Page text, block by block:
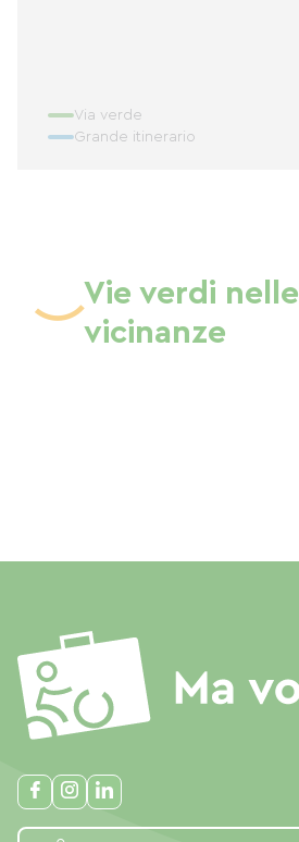
Via verde
Grande itinerario
Vie verdi nelle
vicinanze